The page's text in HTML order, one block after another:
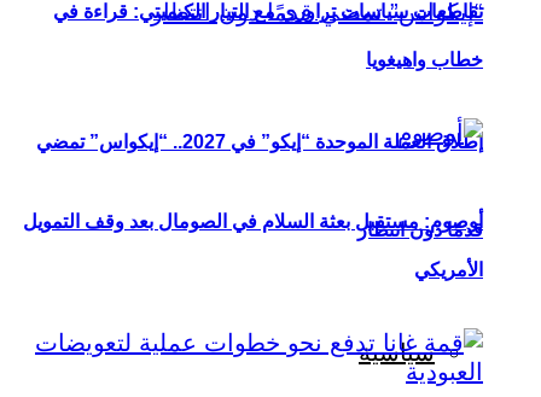
إطلاق العملة الموحدة “إيكو” في 2027.. “إيكواس” تمضي
قدمًا دون انتظار
سياسية
تقاطعات سياسات تراوري مع التيار الكيميتي: قراءة في
خطاب واهيغويا
أوصوم: مستقبل بعثة السلام في الصومال بعد وقف التمويل
الأمريكي